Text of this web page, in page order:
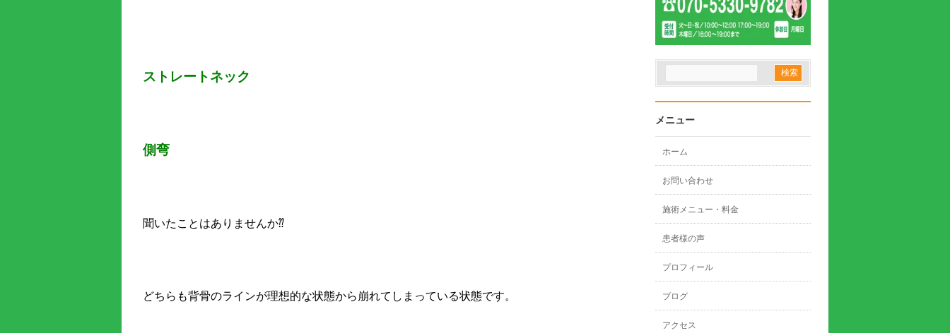
ストレートネック
側弯
聞いたことはありませんか⁇
どちらも背骨のラインが理想的な状態から崩れてしまっている状態です。
メニュー
ホーム
お問い合わせ
施術メニュー・料金
患者様の声
プロフィール
ブログ
アクセス